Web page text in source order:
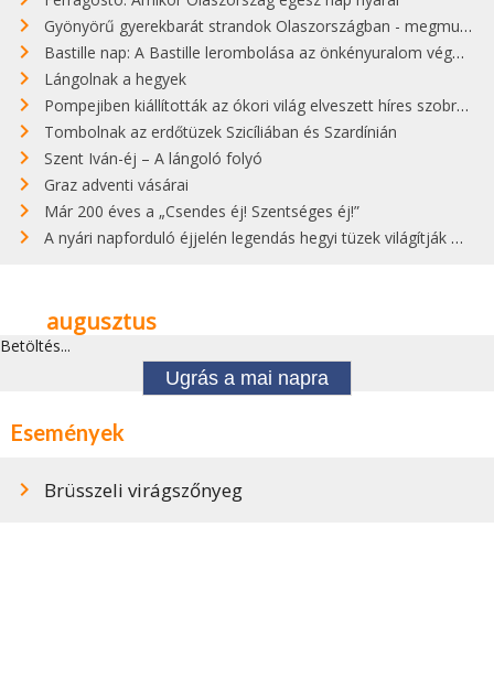
Gyönyörű gyerekbarát strandok Olaszországban - megmutatjuk a 15 legjobbat
Bastille nap: A Bastille lerombolása az önkényuralom végét jelentette
Lángolnak a hegyek
Pompejiben kiállították az ókori világ elveszett híres szobrának másolatát
Tombolnak az erdőtüzek Szicíliában és Szardínián
Szent Iván-éj – A lángoló folyó
Graz adventi vásárai
Már 200 éves a „Csendes éj! Szentséges éj!”
A nyári napforduló éjjelén legendás hegyi tüzek világítják meg Zugspitzét
augusztus
Betöltés...
Ugrás a mai napra
Események
Brüsszeli virágszőnyeg